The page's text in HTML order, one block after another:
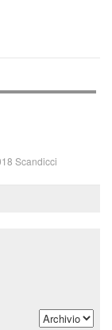
Scandicci